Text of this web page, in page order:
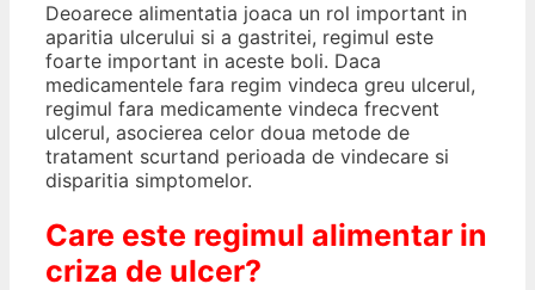
Deoarece alimentatia joaca un rol important in
aparitia ulcerului si a gastritei, regimul este
foarte important in aceste boli. Daca
medicamentele fara regim vindeca greu ulcerul,
regimul fara medicamente vindeca frecvent
ulcerul, asocierea celor doua metode de
tratament scurtand perioada de vindecare si
disparitia simptomelor.
Care este regimul alimentar in
criza de ulcer?